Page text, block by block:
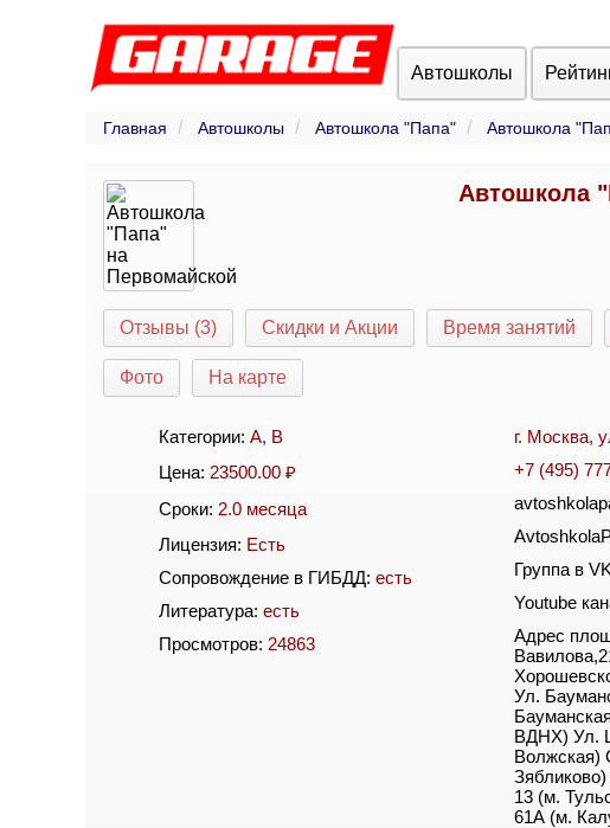
Автошколы
Главная Автошколы Автошкола "Папа" Автошкола
Автошкола
Отзывы (3) Скидки и Акции Время занятий
Фото На карте
Категории:A, B
Цена: 23500.00 ₽
Сроки: 2.0 месяца
Лицензия: Есть
Сопровождение в ГИБДД:есть
Литература:есть
Просмотров: 24863
г. Москва,
+7 (495)
Группа в VK
Youtube
Адрес
Ул.
ВДНХ) Ул.
Волжская)
13 (м.
61А (м.